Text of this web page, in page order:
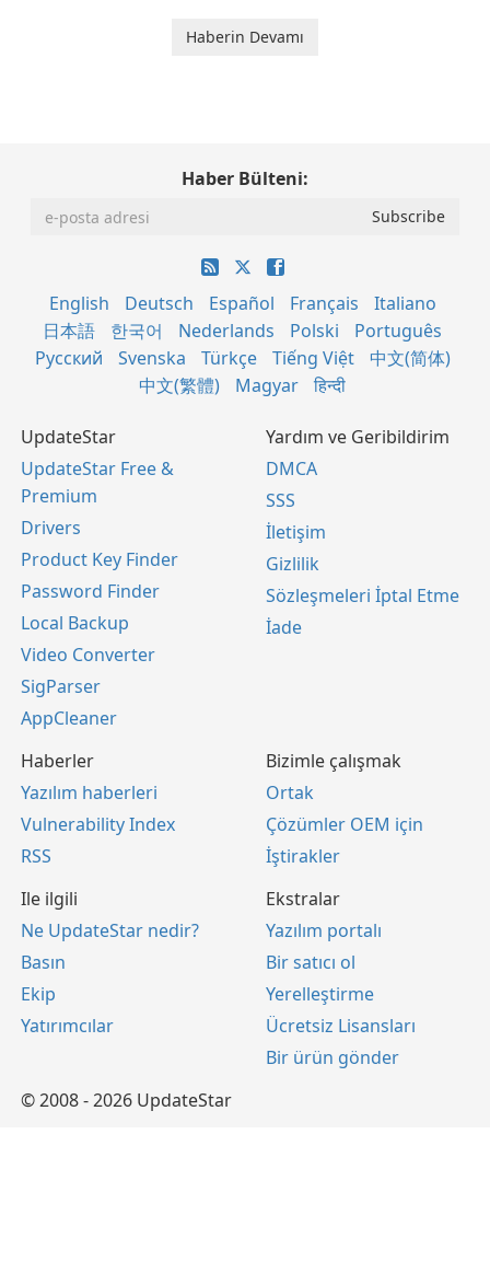
Haberin Devamı
Haber Bülteni:
English Deutsch Español Français
Italiano
日本語
한국어 Nederlands Polski
Português
Русский
Svenska Türkçe Tiếng Việt
中文(简体)
中文(繁體)
Magyar हिन्दी
UpdateStar
UpdateStar Free &
Premium
Drivers
Product Key Finder
Password Finder
Local Backup
Video Converter
SigParser
AppCleaner
Yardım ve Geribildirim
DMCA
SSS
İletişim
Gizlilik
Sözleşmeleri İptal Etme
İade
Haberler
Yazılım haberleri
Vulnerability Index
RSS
Bizimle çalışmak
Ortak
Çözümler OEM için
İştirakler
Ile ilgili
Ne UpdateStar nedir?
Basın
Ekip
Yatırımcılar
Ekstralar
Yazılım portalı
Bir satıcı ol
Yerelleştirme
Ücretsiz Lisansları
Bir ürün gönder
© 2008 - 2026 UpdateStar